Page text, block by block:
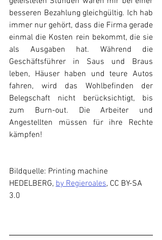
besseren Bezahlung gleichgültig. Ich hab
immer nur gehört, dass die Firma gerade
einmal die Kosten rein bekommt, die sie
als Ausgaben hat. Während die
Geschäftsführer in Saus und Braus
leben, Häuser haben und teure Autos
fahren, wird das Wohlbefinden der
Belegschaft nicht berücksichtigt, bis
zum Burn-out. Die Arbeiter und
Angestellten müssen für ihre Rechte
kämpfen!
Bildquelle: Printing machine
HEDELBERG, by Regieroales, CC BY-SA
3.0